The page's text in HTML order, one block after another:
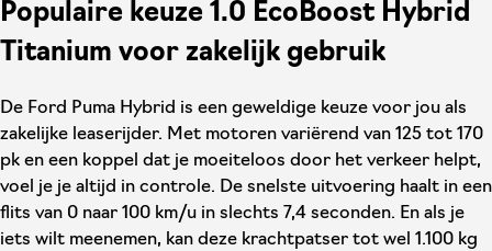
Populaire keuze 1.0 EcoBoost Hybrid
Titanium voor zakelijk gebruik
De Ford Puma Hybrid is een geweldige keuze voor jou als
zakelijke leaserijder. Met motoren variërend van 125 tot 170
pk en een koppel dat je moeiteloos door het verkeer helpt,
voel je je altijd in controle. De snelste uitvoering haalt in een
flits van 0 naar 100 km/u in slechts 7,4 seconden. En als je
iets wilt meenemen, kan deze krachtpatser tot wel 1.100 kg